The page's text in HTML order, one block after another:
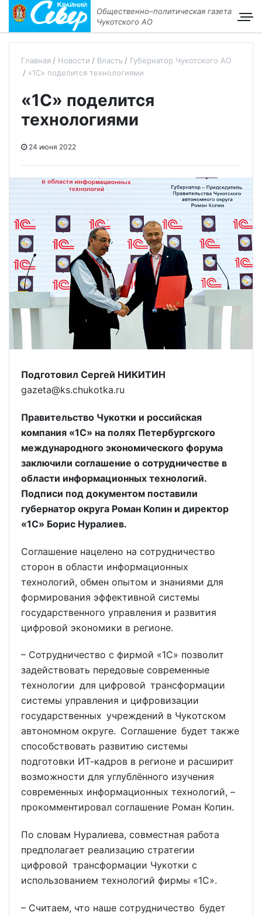
Общественно–политическая газета
Чукотского АО
Главная Новости Власть
Губернатор Чукотского АО
«1С» поделится технологиями
«1С» поделится
технологиями
24 июня 2022
Подготовил Сергей НИКИТИН
gazeta@ks.chukotka.ru
Правительство Чукотки и российская
компания «1С» на полях Петербургского
международного экономического форума
заключили соглашение о сотрудничестве в
области информационных технологий.
Подписи под документом поставили
губернатор округа Роман Копин и директор
«1С» Борис Нуралиев.
Соглашение нацелено на сотрудничество
сторон в области информационных
технологий, обмен опытом и знаниями для
формирования эффективной системы
государственного управления и развития
цифровой экономики в регионе.
– Сотрудничество с фирмой «1С» позволит
задействовать передовые современные
технологии для цифровой трансформации
системы управления и цифровизации
государственных учреждений в Чукотском
автономном округе. Соглашение будет также
способствовать развитию системы
подготовки ИТ-кадров в регионе и расширит
возможности для углублённого изучения
современных информационных технологий, –
прокомментировал соглашение Роман Копин.
По словам Нуралиева, совместная работа
предполагает реализацию стратегии
цифровой трансформации Чукотки с
использованием технологий фирмы «1С».
– Считаем, что наше сотрудничество будет